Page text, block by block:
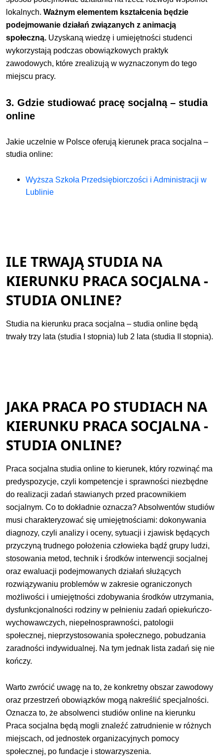
lokalnych.Ważnym elementem kształcenia będzie
podejmowanie działań związanych z animacją
społeczną. Uzyskaną wiedzę i umiejętności studenci
wykorzystają podczas obowiązkowych praktyk
zawodowych, które zrealizują w wyznaczonym do tego
miejscu pracy.
3. Gdzie studiować pracę socjalną – studia
online
Jakie uczelnie w Polsce oferują kierunek praca socjalna –
studia online:
Wyższa Szkoła Przedsiębiorczości i Administracji w
Lublinie
ILE TRWAJĄ STUDIA NA
KIERUNKU PRACA SOCJALNA -
STUDIA ONLINE?
Studia na kierunku praca socjalna – studia online będą
trwały trzy lata (studia I stopnia) lub 2 lata (studia II stopnia).
JAKA PRACA PO STUDIACH NA
KIERUNKU PRACA SOCJALNA -
STUDIA ONLINE?
Praca socjalna studia online to kierunek, który rozwinąć ma
predyspozycje, czyli kompetencje i sprawności niezbędne
do realizacji zadań stawianych przed pracownikiem
socjalnym. Co to dokładnie oznacza? Absolwentów studiów
musi charakteryzować się umiejętnościami: dokonywania
diagnozy, czyli analizy i oceny, sytuacji i zjawisk będących
przyczyną trudnego położenia człowieka bądź grupy ludzi,
stosowania metod, technik i środków interwencji socjalnej
oraz ewaluacji podejmowanych działań służących
rozwiązywaniu problemów w zakresie ograniczonych
możliwości i umiejętności zdobywania środków utrzymania,
dysfunkcjonalności rodziny w pełnieniu zadań opiekuńczo-
wychowawczych, niepełnosprawności, patologii
społecznej, nieprzystosowania społecznego, pobudzania
zaradności indywidualnej. Na tym jednak lista zadań się nie
kończy.
Warto zwrócić uwagę na to, że konkretny obszar zawodowy
oraz przestrzeń obowiązków mogą nakreślić specjalności.
Oznacza to, że absolwenci studiów online na kierunku
Praca socjalna będą mogli znaleźć zatrudnienie w różnych
miejscach, od jednostek organizacyjnych pomocy
społecznej, po fundacje i stowarzyszenia.